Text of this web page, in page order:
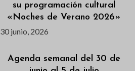
su programación cultural
«Noches de Verano 2026»
30 junio, 2026
Agenda semanal del 30 de